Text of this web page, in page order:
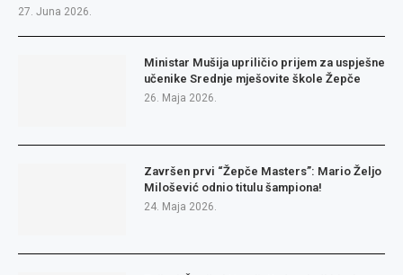
27. Juna 2026.
Ministar Mušija upriličio prijem za uspješne
učenike Srednje mješovite škole Žepče
26. Maja 2026.
Završen prvi “Žepče Masters”: Mario Željo
Milošević odnio titulu šampiona!
24. Maja 2026.